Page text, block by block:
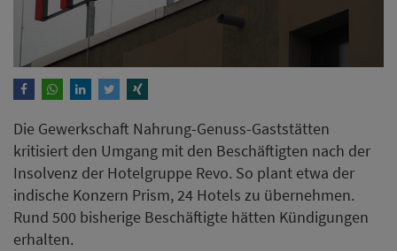
Die Gewerkschaft Nahrung-Genuss-Gaststätten
kritisiert den Umgang mit den Beschäftigten nach der
Insolvenz der Hotelgruppe Revo. So plant etwa der
indische Konzern Prism, 24 Hotels zu übernehmen.
Rund 500 bisherige Beschäftigte hätten Kündigungen
erhalten.